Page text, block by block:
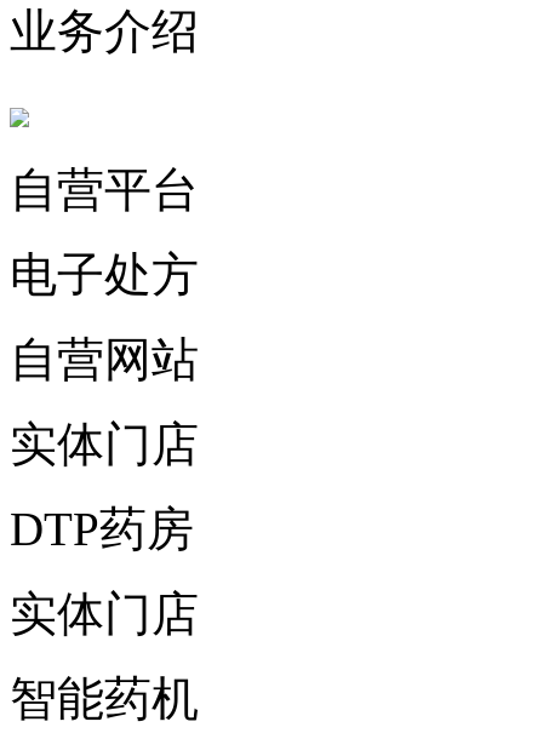
业务介绍
自营平台
电子处方
自营网站
实体门店
DTP药房
实体门店
智能药机